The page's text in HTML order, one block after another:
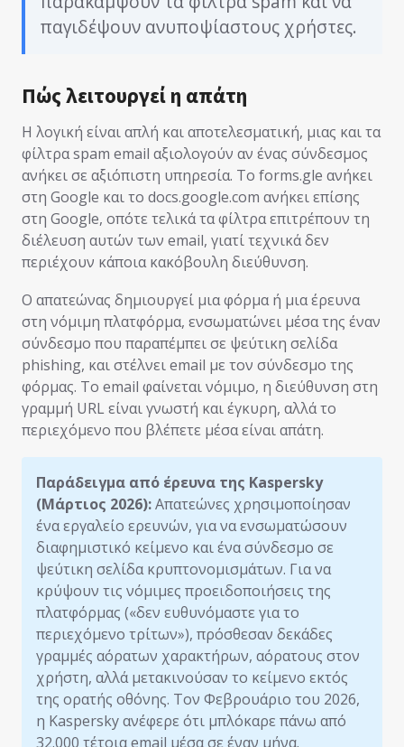
παγιδέψουν ανυποψίαστους χρήστες.
Πώς λειτουργεί η απάτη
Η λογική είναι απλή και αποτελεσματική, μιας και τα
φίλτρα spam email αξιολογούν αν ένας σύνδεσμος
ανήκει σε αξιόπιστη υπηρεσία. Το forms.gle ανήκει
στη Google και το docs.google.com ανήκει επίσης
στη Google, οπότε τελικά τα φίλτρα επιτρέπουν τη
διέλευση αυτών των email, γιατί τεχνικά δεν
περιέχουν κάποια κακόβουλη διεύθυνση.
Ο απατεώνας δημιουργεί μια φόρμα ή μια έρευνα
στη νόμιμη πλατφόρμα, ενσωματώνει μέσα της έναν
σύνδεσμο που παραπέμπει σε ψεύτικη σελίδα
phishing, και στέλνει email με τον σύνδεσμο της
φόρμας. Το email φαίνεται νόμιμο, η διεύθυνση στη
γραμμή URL είναι γνωστή και έγκυρη, αλλά το
περιεχόμενο που βλέπετε μέσα είναι απάτη.
Παράδειγμα από έρευνα της Kaspersky
(Μάρτιος 2026):Απατεώνες χρησιμοποίησαν
ένα εργαλείο ερευνών, για να ενσωματώσουν
διαφημιστικό κείμενο και ένα σύνδεσμο σε
ψεύτικη σελίδα κρυπτονομισμάτων. Για να
κρύψουν τις νόμιμες προειδοποιήσεις της
πλατφόρμας («δεν ευθυνόμαστε για το
περιεχόμενο τρίτων»), πρόσθεσαν δεκάδες
γραμμές αόρατων χαρακτήρων, αόρατους στον
χρήστη, αλλά μετακινούσαν το κείμενο εκτός
της ορατής οθόνης. Τον Φεβρουάριο του 2026,
η Kaspersky ανέφερε ότι μπλόκαρε πάνω από
32.000 τέτοια email μέσα σε έναν μήνα.